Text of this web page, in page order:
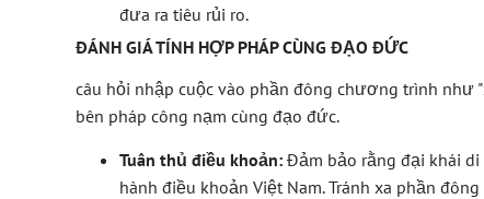
đưa ra tiêu rủi ro.
ĐÁNH GIÁ TÍNH HỢP PHÁP CÙNG ĐẠO ĐỨC
câu hỏi nhập cuộc vào phần đông chương trình như
bên pháp công nạm cùng đạo đức.
Tuân thủ điều khoản: Đảm bảo rằng đại khái
hành điều khoản Việt Nam. Tránh xa phần